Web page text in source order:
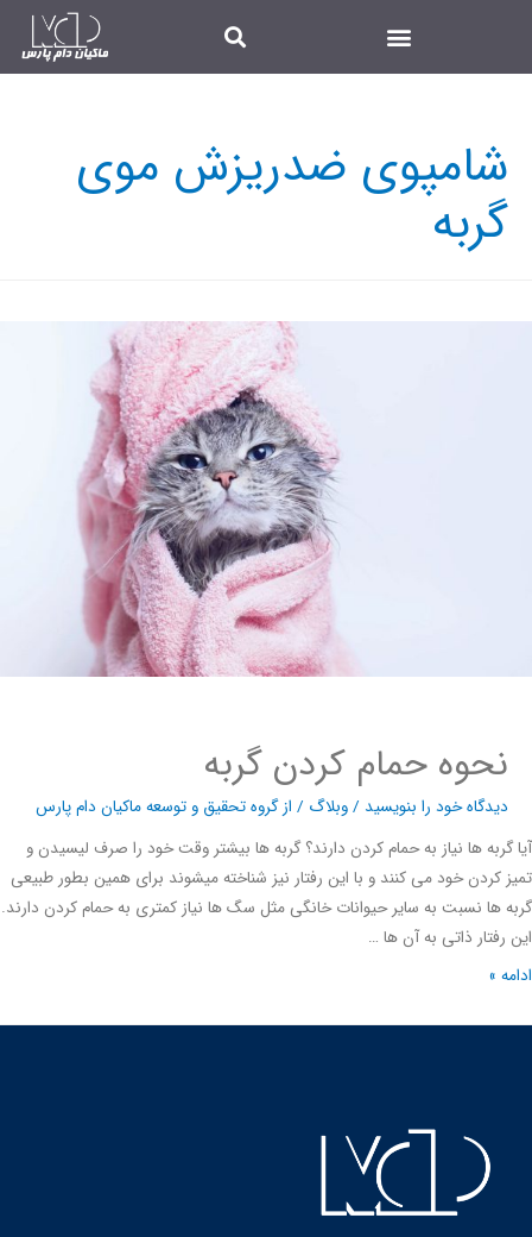
شامپوی ضدریزش موی
گربه
نحوه حمام کردن گربه
دیدگاه‌ خود را بنویسید/وبلاگ/ از گروه تحقیق و توسعه ماکیان دام پارس
ها نیاز به حمام کردن دارند؟ گربه ها بیشتر وقت خود را صرف لیسیدن و
کردن خود می کنند و با این رفتار نیز شناخته میشوند برای همین بطور طبیعی
ها نسبت به سایر حیوانات خانگی مثل سگ ها نیاز کمتری به حمام کردن دارند.
ذاتی به آن ها …
»